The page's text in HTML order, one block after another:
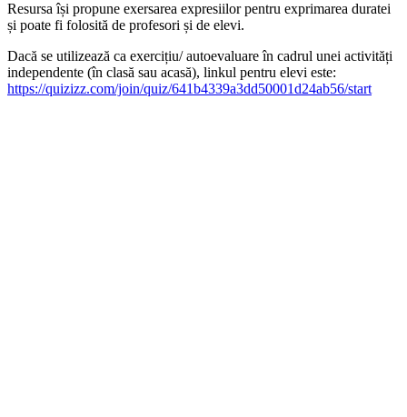
Resursa își propune exersarea expresiilor pentru exprimarea duratei
și poate fi folosită de profesori și de elevi.
Dacă se utilizează ca exercițiu/ autoevaluare în cadrul unei activități
independente (în clasă sau acasă), linkul pentru elevi este:
https://quizizz.com/join/quiz/641b4339a3dd50001d24ab56/start